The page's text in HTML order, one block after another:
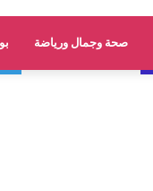
صحة وجمال ورياضة